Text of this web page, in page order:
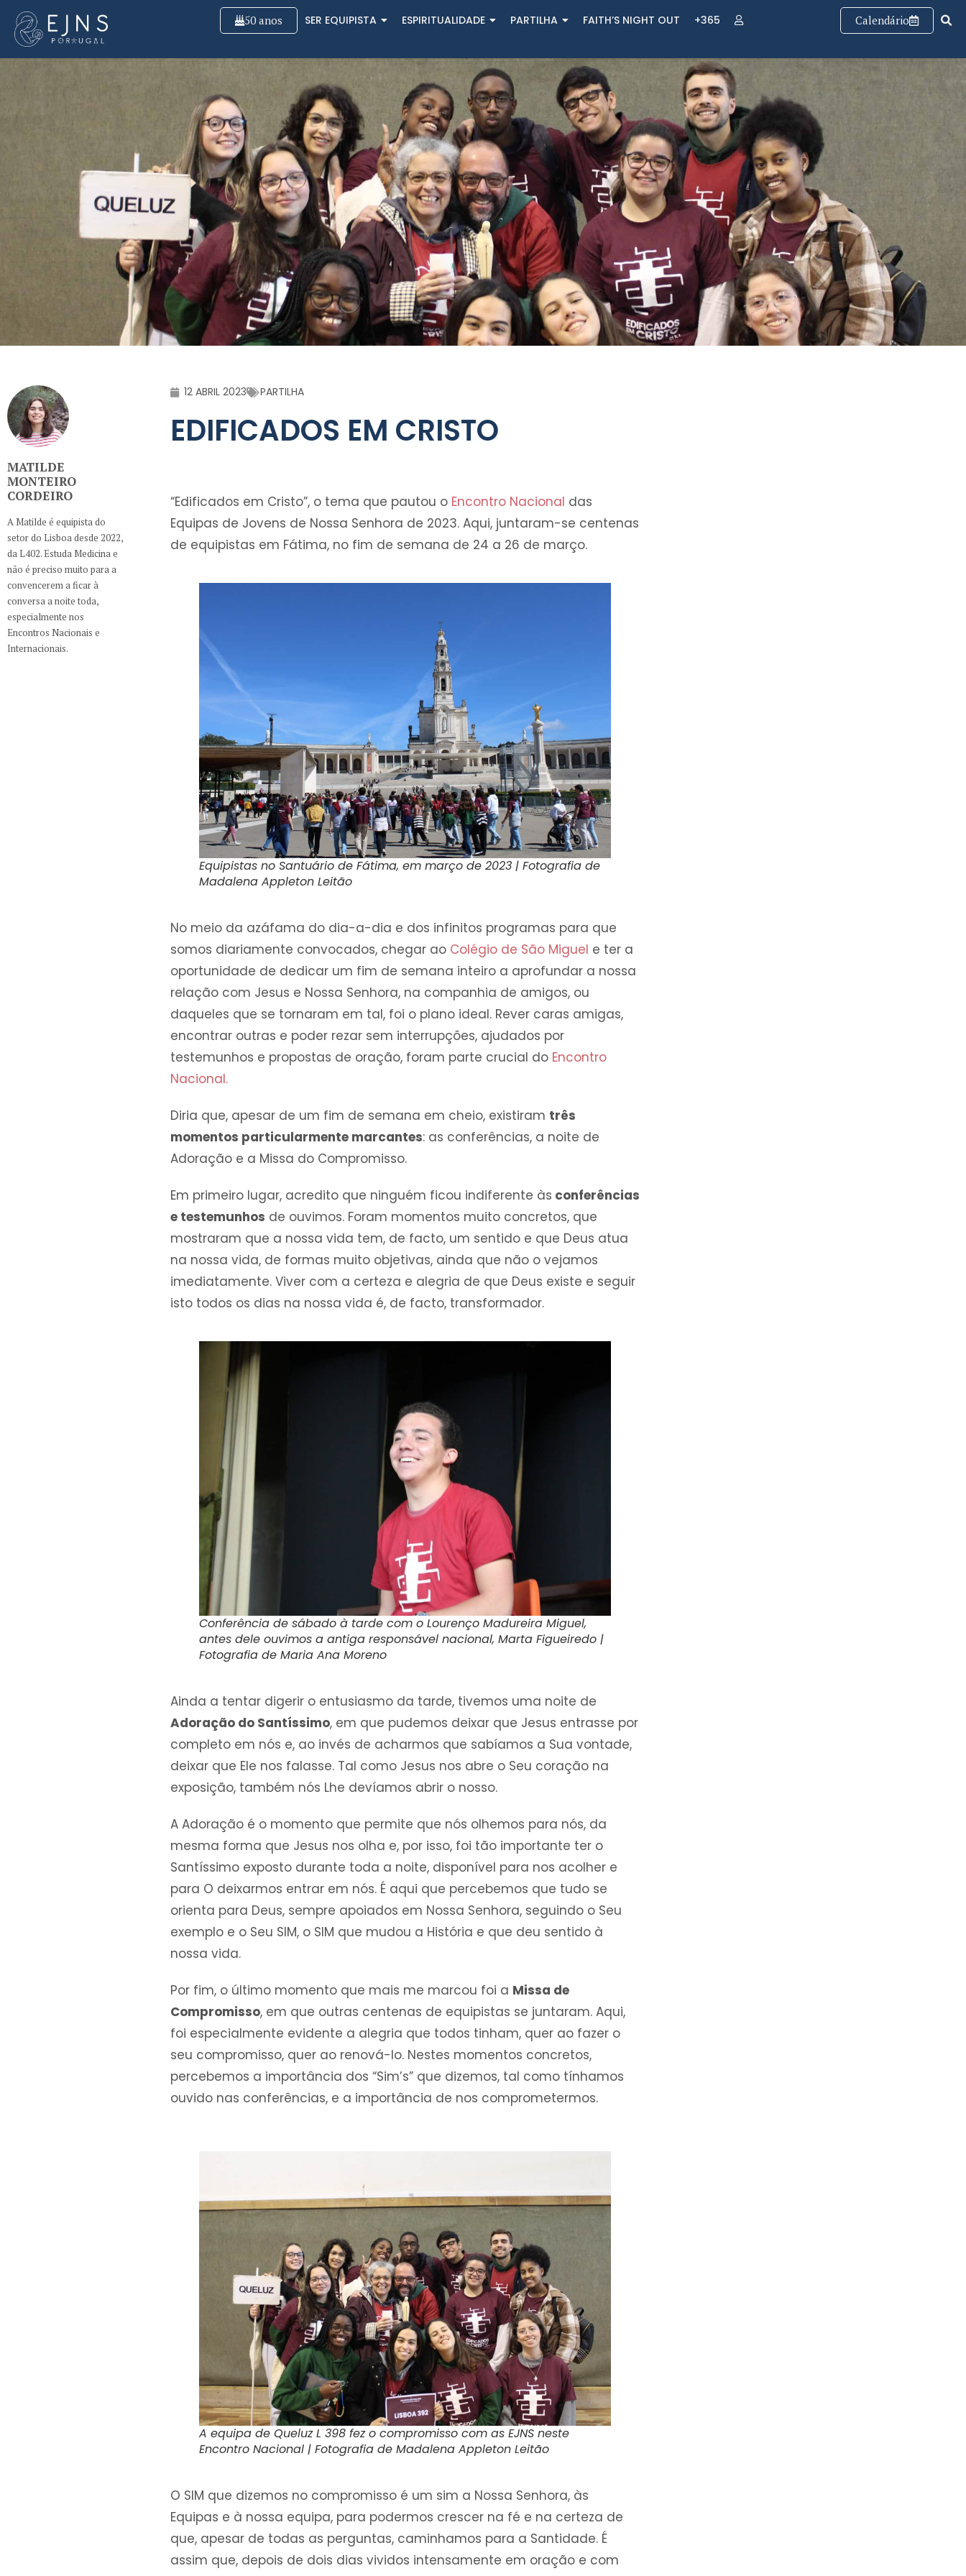
50 anos SER EQUIPISTA ESPIRITUALIDADE PARTILHA FAITH’S NIGHT OUT +365 Calendário
MATILDE
MONTEIRO
CORDEIRO
A Matilde é equipista do
setor do Lisboa desde 2022,
da L402. Estuda Medicina e
não é preciso muito para a
convencerem a ficar à
conversa a noite toda,
especialmente nos
Encontros Nacionais e
Internacionais.
12 ABRIL 2023 PARTILHA
EDIFICADOS EM CRISTO
“Edificados em Cristo”, o tema que pautou o Encontro Nacional das
Equipas de Jovens de Nossa Senhora de 2023. Aqui, juntaram-se centenas
de equipistas em Fátima, no fim de semana de 24 a 26 de março.
Equipistas no Santuário de Fátima, em março de 2023 | Fotografia de
Madalena Appleton Leitão
No meio da azáfama do dia-a-dia e dos infinitos programas para que
somos diariamente convocados, chegar ao Colégio de São Miguel e ter a
oportunidade de dedicar um fim de semana inteiro a aprofundar a nossa
relação com Jesus e Nossa Senhora, na companhia de amigos, ou
daqueles que se tornaram em tal, foi o plano ideal. Rever caras amigas,
encontrar outras e poder rezar sem interrupções, ajudados por
testemunhos e propostas de oração, foram parte crucial doEncontro
Nacional.
Diria que, apesar de um fim de semana em cheio, existiram três
momentos particularmente marcantes: as conferências, a noite de
Adoração e a Missa do Compromisso.
Em primeiro lugar, acredito que ninguém ficou indiferente às conferências
e testemunhos de ouvimos. Foram momentos muito concretos, que
mostraram que a nossa vida tem, de facto, um sentido e que Deus atua
na nossa vida, de formas muito objetivas, ainda que não o vejamos
imediatamente. Viver com a certeza e alegria de que Deus existe e seguir
isto todos os dias na nossa vida é, de facto, transformador.
Conferência de sábado à tarde com o Lourenço Madureira Miguel,
antes dele ouvimos a antiga responsável nacional, Marta Figueiredo |
Fotografia de Maria Ana Moreno
Ainda a tentar digerir o entusiasmo da tarde, tivemos uma noite de
Adoração do Santíssimo, em que pudemos deixar que Jesus entrasse por
completo em nós e, ao invés de acharmos que sabíamos a Sua vontade,
deixar que Ele nos falasse. Tal como Jesus nos abre o Seu coração na
exposição, também nós Lhe devíamos abrir o nosso.
A Adoração é o momento que permite que nós olhemos para nós, da
mesma forma que Jesus nos olha e, por isso, foi tão importante ter o
Santíssimo exposto durante toda a noite, disponível para nos acolher e
para O deixarmos entrar em nós. É aqui que percebemos que tudo se
orienta para Deus, sempre apoiados em Nossa Senhora, seguindo o Seu
exemplo e o Seu SIM, o SIM que mudou a História e que deu sentido à
nossa vida.
Por fim, o último momento que mais me marcou foi a Missa de
Compromisso, em que outras centenas de equipistas se juntaram. Aqui,
foi especialmente evidente a alegria que todos tinham, quer ao fazer o
seu compromisso, quer ao renová-lo. Nestes momentos concretos,
percebemos a importância dos “Sim’s” que dizemos, tal como tínhamos
ouvido nas conferências, e a importância de nos comprometermos.
A equipa de Queluz L 398 fez o compromisso com as EJNS neste
Encontro Nacional | Fotografia de Madalena Appleton Leitão
O SIM que dizemos no compromisso é um sim a Nossa Senhora, às
Equipas e à nossa equipa, para podermos crescer na fé e na certeza de
que, apesar de todas as perguntas, caminhamos para a Santidade. É
assim que, depois de dois dias vividos intensamente em oração e com